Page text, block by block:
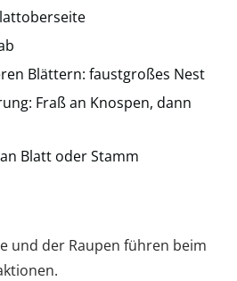
Blättern: faustgroßes Nest
Fraß an Knospen, dann
Blatt oder Stamm
und der Raupen führen beim